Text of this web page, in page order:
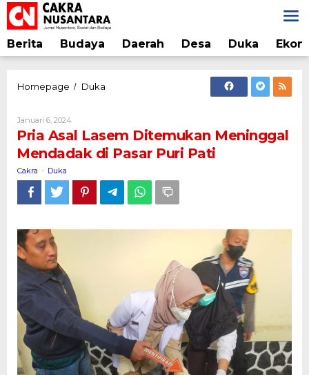
Lewati
ke
konten
Berita Budaya Daerah Desa Duka
Homepage / Duka
Ditemukan
Meninggal
Mendadak
Pasar
Puri
Januari 6, 2024Oleh
Cakra
Pria Asal Lasem Ditemukan Meninggal
Mendadak di Pasar Puri Pati
Cakra - Duka